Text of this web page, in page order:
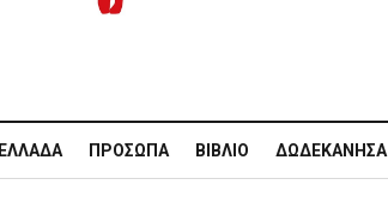
ΕΛΛΆΔΑ ΠΡΌΣΩΠΑ ΒΙΒΛΊΟ ΔΩΔΕΚΆΝΗΣΑ